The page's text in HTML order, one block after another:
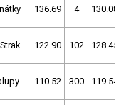
136.69 4 130.08
122.90 102 128.45
110.52 300 119.54